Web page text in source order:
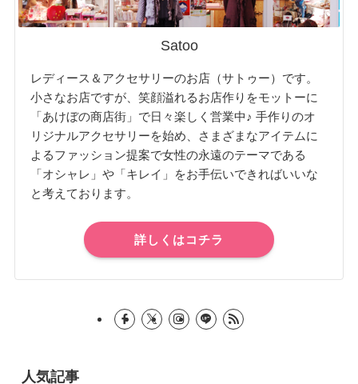
Satoo
レディース＆アクセサリーのお店（サトゥー）です。
小さなお店ですが、笑顔溢れるお店作りをモットーに
「あけぼの商店街」で日々楽しく営業中♪ 手作りのオ
リジナルアクセサリーを始め、さまざまなアイテムに
よるファッション提案で女性の永遠のテーマである
「オシャレ」や「キレイ」をお手伝いできればいいな
と考えております。
詳しくはコチラ
人気記事